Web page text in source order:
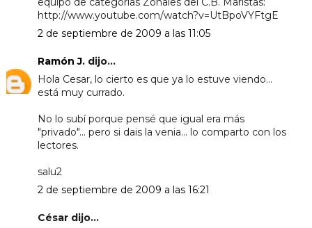
http://www.youtube.com/watch?v=UtBpoVYFtgE
2 de septiembre de 2009 a las 11:05
Ramón J.dijo...
Hola Cesar, lo cierto es que ya lo estuve viendo...
está muy currado.
No lo subí porque pensé que igual era más
"privado"... pero si dais la venia... lo comparto con los
lectores.
salu2
2 de septiembre de 2009 a las 16:21
César dijo...